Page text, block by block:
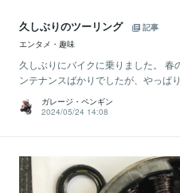
久しぶりのツーリング
記事
エンタメ・趣味
久しぶりにバイクに乗りました。
ンテナンスばかりでしたが、やっぱ
ガレージ・ペンギン
2024/05/24 14:08